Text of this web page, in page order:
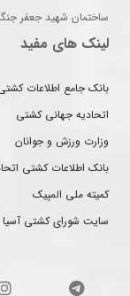
ساختمان شهید جعفر
لینک های مفید
بانک جامع اطلاعات
اتحادیه جهانی کشتی
وزارت ورزش و جوانان
بانک اطلاعات کشتی
کمیته ملی المپیک
سایت شورای کشتی آسیا